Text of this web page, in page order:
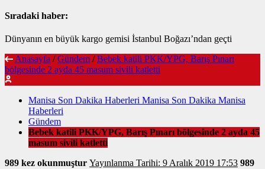
Sıradaki haber:
Dünyanın en büyük kargo gemisi İstanbul Boğazı’ndan geçti
Anasayfa / Gündem / Bebek katili PKK/YPG, Barış Pınarı
bölgesinde 2 ayda 45 masum sivili katletti
Manisa Son Dakika Haberleri Manisa Son Dakika Manisa
Haberleri
Gündem
Bebek katili PKK/YPG, Barış Pınarı bölgesinde 2 ayda 45
masum sivili katletti
989 kez okunmuştur Yayınlanma Tarihi: 9 Aralık 2019 17:53 989